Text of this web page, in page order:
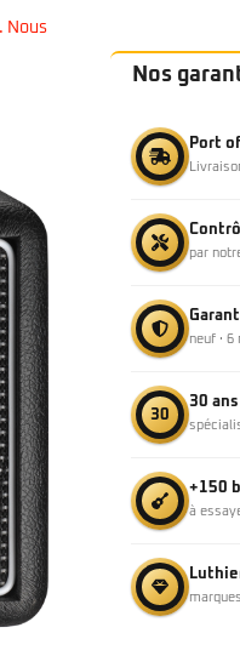
Nous
Nos
Port
par
neuf · 6
30
30
+150
à